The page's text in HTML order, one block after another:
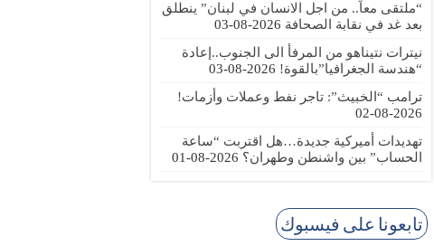
“ملتقى معاً.. من اجل الانسان في لبنان” ينطلق
بعد غد في نقابة الصحافة 2026-08-03
نيترات نتيناهو من المرفأ الى الجنوب..إعادة
“هندسة الجغرافيا”بالقوة! 2026-08-03
ترامب “الخبيث”: تاجر نفط وعملات وأزمات!
2026-08-02
تهديدات أميركية جديدة…هل اقتربت “ساعة
الحساب” بين واشنطن وطهران؟ 2026-08-01
تابعونا على فيسبوك